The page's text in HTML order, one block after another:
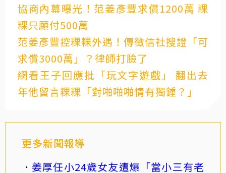
協商內幕曝光！范姜彥豐求償1200萬 粿
粿只願付500萬
范姜彥豐控粿粿外遇！傳徵信社搜證「可
求償3000萬」？律師打臉了
網看王子回應批「玩文字遊戲」 翻出去
年他留言粿粿「對啪啪啪情有獨鍾？」
更多新聞報導
姜厚任小24歲女友遭爆「當小三有老